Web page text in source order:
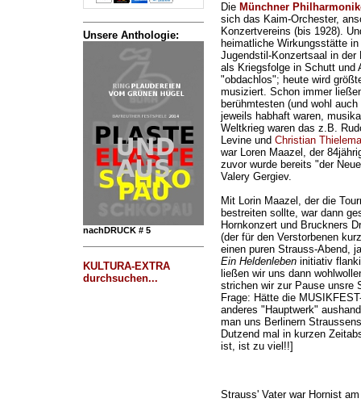
Unsere Anthologie:
nachDRUCK # 5
KULTURA-EXTRA
durchsuchen...
Die Münchner
sich das Kaim-Orchester,
Konzertvereins (bis 1928).
heimatliche Wirkungsstätte
Jugendstil-Konzertsaal in der
als Kriegsfolge in Schutt und
"obdachlos"; heute wird
musiziert. Schon immer
berühmtesten (und wohl
jeweils habhaft waren,
Weltkrieg waren das z.B.
Levine und Christian
war Loren Maazel, der
zuvor wurde bereits "der
Valery Gergiev.
Mit Lorin Maazel, der die
bestreiten sollte, war dann
Hornkonzert und Bruckners
(der für den Verstorbenen
einen puren Strauss-Abend,
Ein Heldenlebeninitiativ
ließen wir uns dann
strichen wir zur Pause unsre
Frage: Hätte die
anderes "Hauptwerk"
man uns Berlinern
Dutzend mal in kurzen
ist, ist zu viel!!]
Strauss' Vater war Hornist